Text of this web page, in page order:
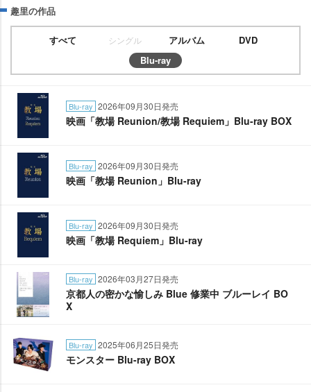
趣里の作品
すべて シングル アルバム
DVD
Blu-ray
Blu-ray 2026年09月30日発売
映画「教場 Reunion/教場 Requiem」Blu-ray BOX
Blu-ray 2026年09月30日発売
映画「教場 Reunion」Blu-ray
Blu-ray 2026年09月30日発売
映画「教場 Requiem」Blu-ray
Blu-ray 2026年03月27日発売
京都人の密かな愉しみ Blue 修業中 ブルーレイ BO
X
Blu-ray 2025年06月25日発売
モンスター Blu-ray BOX